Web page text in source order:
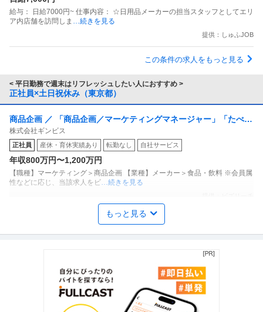
給与： 日給7000円~ 仕事内容： ☆日用品メーカーの担当スタッフとしてエリ
ア内店舗を訪問しま …続きを見る
提供：しゅふJOB
この条件の求人をもっと見る
< 平日勤務で週末はリフレッシュしたい人におすすめ >
正社員×土日祝休み（東京都）
商品企画 ／ 「商品企画／マーケティングマネージャー」「たべっ
子どうぶつ」でお馴染みのお菓子メーカー ギンビス「「しみチョ
ココーン」「アスパラガス」などのロングセラー商品を製造／土
日祝休み／転勤なし／勤務地日本橋」（株式会社ギンビス）
株式会社ギンビス
正社員 産休・育休実績あり 転勤なし 自社サービス
年収800万円〜1,200万円
【職種】マーケティング＞商品企画 【業種】メーカー＞食品・飲料 ※会員属
性などに応じ、当該求人をビ…続きを見る
年収1000万円も可能×土日祝休み／外国人人材紹介の法人営業／
マネジメント業務
上野グループホールディングス株式会社
【年収1000万円も可能×土日祝休み】外国人人材紹介の法人営業｜マネジメ
ント業務 【高収入！稼ぐな
…続きを見る
提供：上野グループホールディングス株式会社
もっと見る